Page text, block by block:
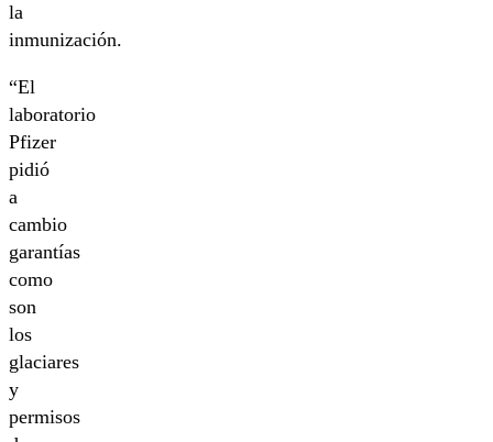
la
inmunización.
“El
laboratorio
Pfizer
pidió
a
cambio
garantías
como
son
los
glaciares
y
permisos